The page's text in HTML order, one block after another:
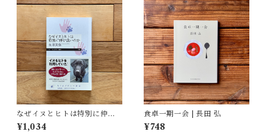
なぜイヌとヒトは特別に仲が
良いのか | 永澤 美保
¥1,034
食卓一期一会 | 長田 弘
¥748